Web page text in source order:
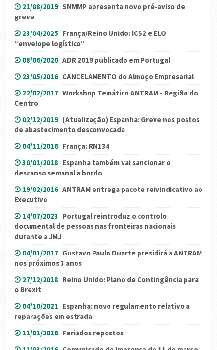
21/08/2019 SNMMP apresenta novo pré-aviso de
greve
23/04/2025 França/Reino Unido: ICS2 e ELO
“envelope logístico”
08/06/2020 ADR 2019 publicado em Portugal
23/05/2016 CANCELAMENTO do Almoço Empresarial
22/02/2017 Workshop Temático ANTRAM - Região do
Centro
02/12/2019 (Atualização) Espanha: Greve nos postos
de abastecimento desconvocada
04/11/2016 França: RN134
30/01/2018 Espanha também vai sancionar o
descanso semanal a bordo
19/02/2016 ANTRAM entrega pacote reivindicativo ao
Executivo
14/07/2023 Portugal reintroduz o controlo
documental de pessoas nas fronteiras nacionais
durante a JMJ
04/01/2017 Gustavo Paulo Duarte presidirá a ANTRAM
nos próximos 3 anos
27/12/2018 Reino Unido: Plano de Contingência para
o Brexit
04/10/2021 Espanha: novo regulamento relativo a
reparações em estrada
11/01/2016 Feriados repostos